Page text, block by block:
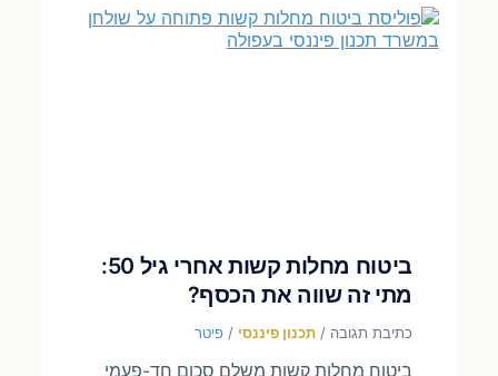
ביטוח מחלות קשות אחרי גיל 50:
מתי זה שווה את הכסף?
כתיבת תגובה /תכנון פיננסי /פיטר
ביטוח מחלות קשות משלם סכום חד-פעמי